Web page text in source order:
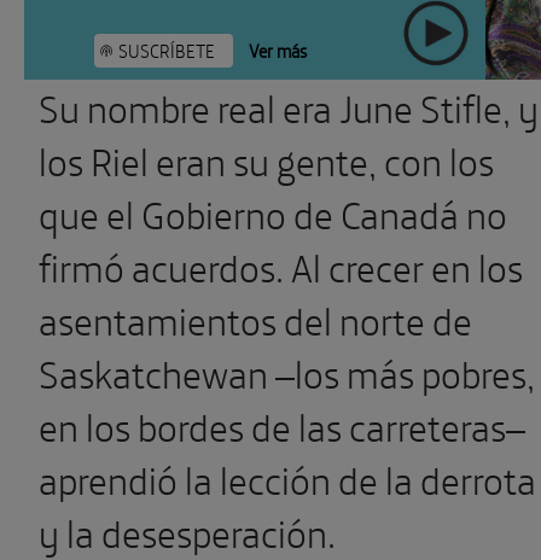
SUSCRÍBETE Ver más
Su nombre real era June Stifle, y
los Riel eran su gente, con los
que el Gobierno de Canadá no
firmó acuerdos. Al crecer en los
asentamientos del norte de
Saskatchewan –los más pobres,
en los bordes de las carreteras–
aprendió la lección de la derrota
y la desesperación.